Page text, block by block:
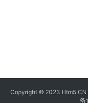
Copyright © 2023 Htm5.CN
备